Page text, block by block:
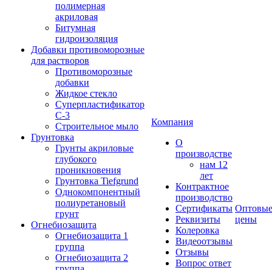
полимерная
акриловая
Битумная
гидроизоляция
Добавки противоморозные
для растворов
Противоморозные
добавки
Жидкое стекло
Суперпластификатор
С-3
Строительное мыло
Грунтовка
Грунты акриловые
глубокого
проникновения
Грунтовка Tiefgrund
Однокомпонентный
полиуретановый
грунт
Огнебиозащита
Огнебиозащита 1
группа
Огнебиозащита 2
Компания
О
производстве
нам 12
лет
Контрактное
производство
Сертификаты
Реквизиты
Колеровка
Видеоотзывы
Отзывы
Вопрос ответ
Оптовые
цены